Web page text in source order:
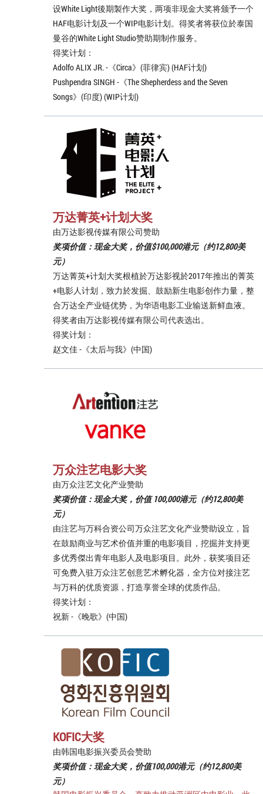
设White Light後期製作大奖，两项非现金大奖将颁予一个
HAF电影计划及一个WIP电影计划。得奖者将获位於泰国
曼谷的White Light Studio赞助期制作服务。
得奖计划：
Adolfo ALIX JR. -《Circa》(菲律宾) (HAF计划)
Pushpendra SINGH -《The Shepherdess and the Seven
Songs》(印度) (WIP计划)
万达菁英+计划大奖
由万达影视传媒有限公司赞助
奖项价值：现金大奖，价值$100,000港元（约12,800美
元）
万达菁英+计划大奖根植於万达影视於2017年推出的菁英
+电影人计划，致力於发掘、鼓励新生电影创作力量，整
合万达全产业链优势，为华语电影工业输送新鲜血液。
得奖者由万达影视传媒有限公司代表选出。
得奖计划：
赵文佳 -《太后与我》(中国)
万众注艺电影大奖
由万众注艺文化产业赞助
奖项价值：现金大奖，价值 100,000港元（约12,800美
元）
由注艺与万科合资公司万众注艺文化产业赞助设立，旨
在鼓励商业与艺术价值并重的电影项目，挖掘并支持更
多优秀傑出青年电影人及电影项目。此外，获奖项目还
可免费入驻万众注艺创意艺术孵化器，全方位对接注艺
与万科的优质资源，打造享誉全球的优质作品。
得奖计划：
祝新 -《晚歌》(中国)
KOFIC大奖
由韩国电影振兴委员会赞助
奖项价值：现金大奖，价值100,000港元（约12,800美
元）